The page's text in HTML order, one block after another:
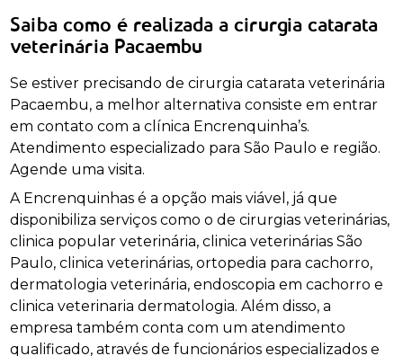
Saiba como é realizada a cirurgia catarata
veterinária Pacaembu
Se estiver precisando de cirurgia catarata veterinária
Pacaembu, a melhor alternativa consiste em entrar
em contato com a clínica Encrenquinha’s.
Atendimento especializado para São Paulo e região.
Agende uma visita.
A Encrenquinhas é a opção mais viável, já que
disponibiliza serviços como o de cirurgias veterinárias,
clinica popular veterinária, clinica veterinárias São
Paulo, clinica veterinárias, ortopedia para cachorro,
dermatologia veterinária, endoscopia em cachorro e
clinica veterinaria dermatologia. Além disso, a
empresa também conta com um atendimento
qualificado, através de funcionários especializados e